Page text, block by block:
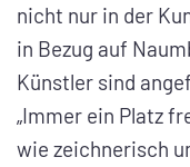
nicht nur in der
in Bezug auf
Künstler sind
„Immer ein Platz
wie zeichnerisch